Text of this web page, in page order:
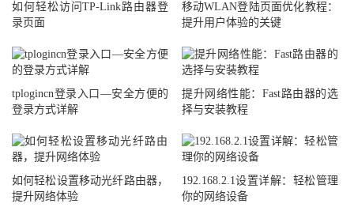
如何轻松访问TP-Link路由器登
录页面
移动WLAN登陆页面优化教程：
提升用户体验的关键
tplogincn登录入口—安全方便的
登录方式详解
提升网络性能：Fast路由器的选
择与安装教程
如何轻松设置移动光纤路由器，
提升网络体验
192.168.2.1设置详解：轻松管理
你的网络设备